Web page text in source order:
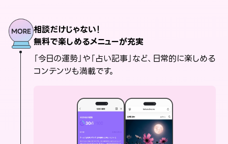
相談だけじゃない！
無料で楽しめるメニューが充実
「今日の運勢」や「占い記事」など、日常的に楽しめる
コンテンツも満載です。